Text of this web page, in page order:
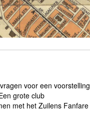
voor een voorstelling
grote club
met het Zuilens Fanfare